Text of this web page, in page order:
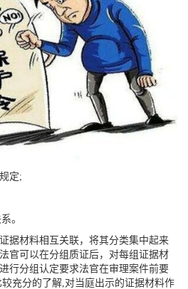
定;
。
据材料相互关联，将其分类集中起来
官可以在分组质证后，对每组证据材
行分组认定要求法官在审理案件前要
充分的了解,对当庭出示的证据材料作